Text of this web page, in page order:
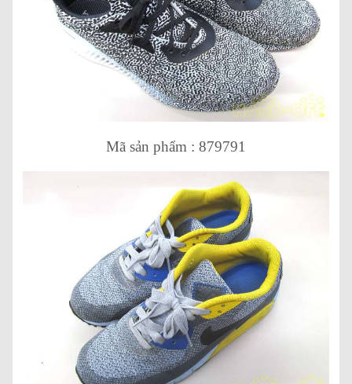
Mã sản phẩm : 879791